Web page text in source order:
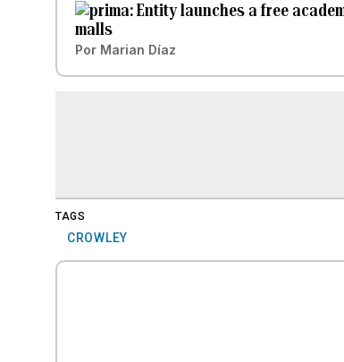
Entity launches a free
malls
Por Marian Díaz
TAGS
CROWLEY